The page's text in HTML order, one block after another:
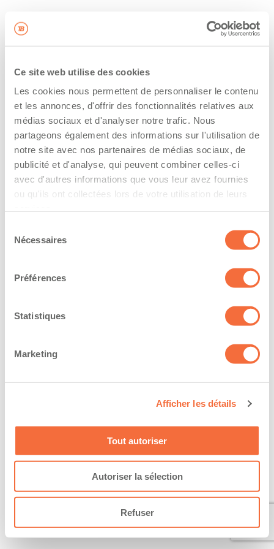
Ce site web utilise des cookies
Les cookies nous permettent de personnaliser le contenu
et les annonces, d'offrir des fonctionnalités relatives aux
médias sociaux et d'analyser notre trafic. Nous
partageons également des informations sur l'utilisation de
notre site avec nos partenaires de médias sociaux, de
publicité et d'analyse, qui peuvent combiner celles-ci
avec d'autres informations que vous leur avez fournies
ou qu'ils ont collectées lors de votre utilisation de leurs
Nécessaires
Préférences
Statistiques
Marketing
Afficher les détails
Tout autoriser
Autoriser la sélection
Refuser